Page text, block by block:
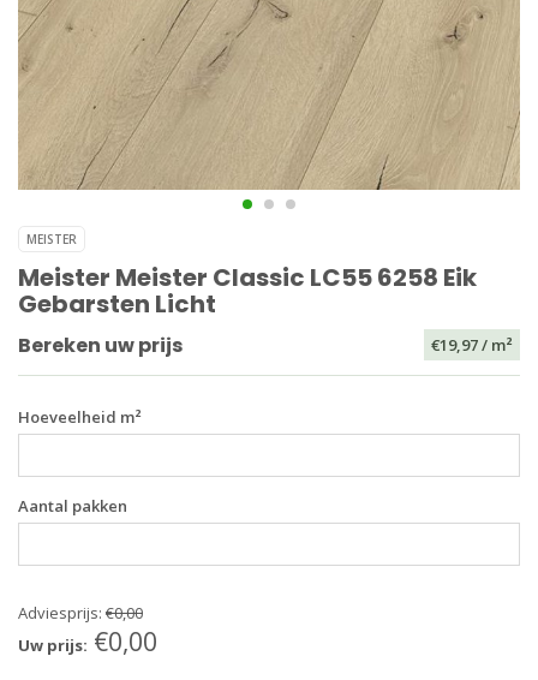
MEISTER
Meister Meister Classic LC55 6258 Eik
Gebarsten Licht
Bereken uw prijs €19,97/ m²
Hoeveelheid m²
Aantal pakken
Adviesprijs: €0,00
Uw prijs: €0,00